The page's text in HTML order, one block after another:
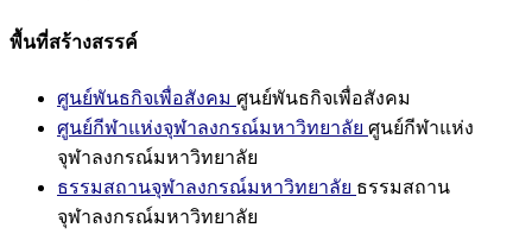
พื้นที่สร้างสรรค์
ศูนย์พันธกิจเพื่อสังคม ศูนย์พันธกิจเพื่อสังคม
ศูนย์กีฬาแห่งจุฬาลงกรณ์มหาวิทยาลัย ศูนย์กีฬาแห่ง
จุฬาลงกรณ์มหาวิทยาลัย
ธรรมสถานจุฬาลงกรณ์มหาวิทยาลัย ธรรมสถาน
จุฬาลงกรณ์มหาวิทยาลัย